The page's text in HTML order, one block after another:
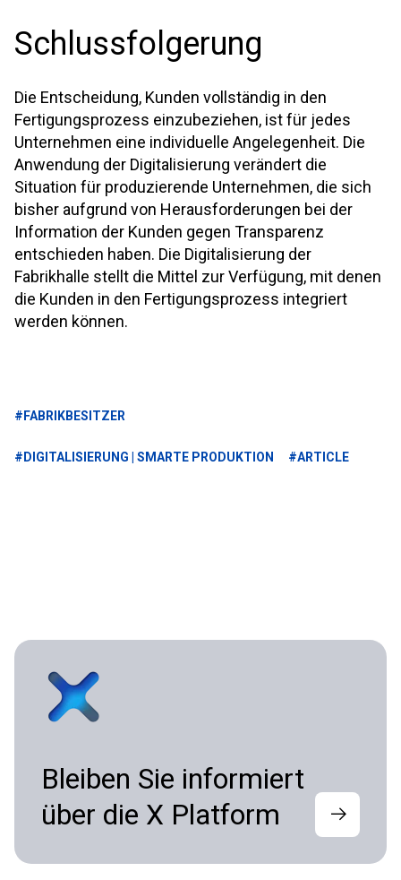
Schlussfolgerung
Die Entscheidung, Kunden vollständig in den
Fertigungsprozess einzubeziehen, ist für jedes
Unternehmen eine individuelle Angelegenheit. Die
Anwendung der Digitalisierung verändert die
Situation für produzierende Unternehmen, die sich
bisher aufgrund von Herausforderungen bei der
Information der Kunden gegen Transparenz
entschieden haben. Die Digitalisierung der
Fabrikhalle stellt die Mittel zur Verfügung, mit denen
die Kunden in den Fertigungsprozess integriert
werden können.
#FABRIKBESITZER
#DIGITALISIERUNG | SMARTE PRODUKTION #ARTICLE
Bleiben Sie informiert
über die X Platform